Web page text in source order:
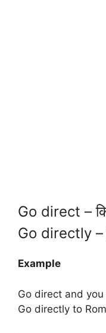
Go direct –
Go directly –
Example
Go direct and
Go directly to